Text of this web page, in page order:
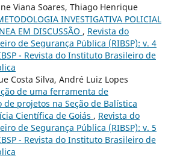
Viana Soares, Thiago Henrique
INVESTIGATIVA POLICIAL
EM DISCUSSÃO , Revista do
de Segurança Pública (RIBSP): v. 4
- Revista do Instituto Brasileiro de
Costa Silva, André Luiz Lopes
de uma ferramenta de
projetos na Seção de Balística
Científica de Goiás , Revista do
de Segurança Pública (RIBSP): v. 5
- Revista do Instituto Brasileiro de